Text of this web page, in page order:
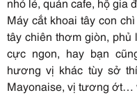
Máy cắt khoai tây con
tây chiên thơm giòn,
cực ngon, hay bạn
hương vị khác tùy sở
Mayonaise, vị tương ớt…